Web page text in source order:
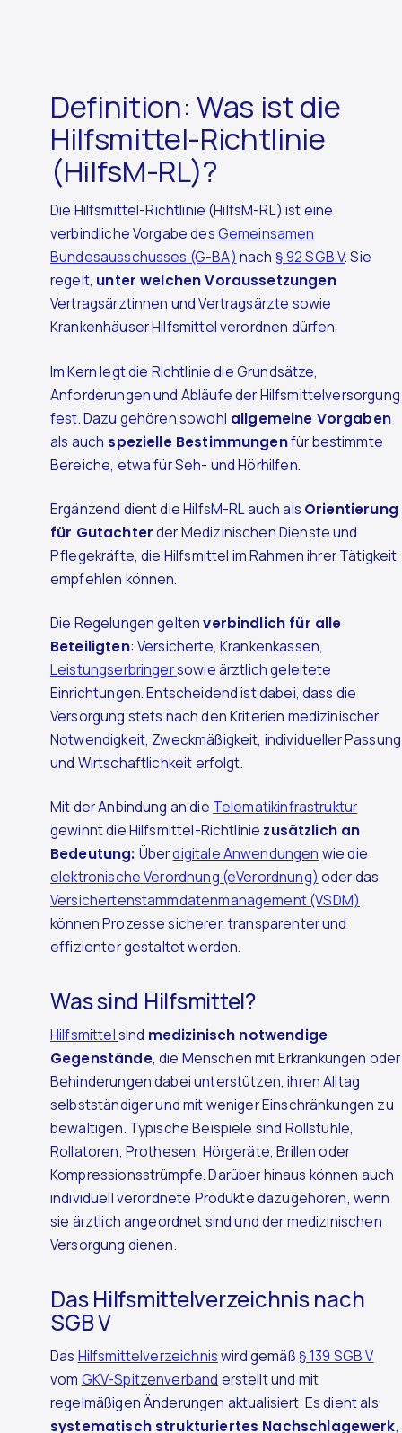
Definition: Was ist die
Hilfsmittel-Richtlinie
(HilfsM-RL)?
Die Hilfsmittel-Richtlinie (HilfsM-RL) ist eine
verbindliche Vorgabe desGemeinsamen
Bundesausschusses (G-BA) nach § 92 SGB V. Sie
regelt, unter welchen Voraussetzungen
Vertragsärztinnen und Vertragsärzte sowie
Krankenhäuser Hilfsmittel verordnen dürfen.
Im Kern legt die Richtlinie die Grundsätze,
Anforderungen und Abläufe der Hilfsmittelversorgung
fest. Dazu gehören sowohl allgemeine Vorgaben
als auch spezielle Bestimmungenfür bestimmte
Bereiche, etwa für Seh- und Hörhilfen.
Ergänzend dient die HilfsM-RL auch als Orientierung
für Gutachterder Medizinischen Dienste und
Pflegekräfte, die Hilfsmittel im Rahmen ihrer Tätigkeit
empfehlen können.
Die Regelungen geltenverbindlich für alle
Beteiligten: Versicherte, Krankenkassen,
Leistungserbringersowie ärztlich geleitete
Einrichtungen. Entscheidend ist dabei, dass die
Versorgung stets nach den Kriterien medizinischer
Notwendigkeit, Zweckmäßigkeit, individueller Passung
und Wirtschaftlichkeit erfolgt.
Mit der Anbindung an die Telematikinfrastruktur
gewinnt die Hilfsmittel-Richtlinie zusätzlich an
Bedeutung: Überdigitale Anwendungen wie die
elektronische Verordnung (eVerordnung) oder das
Versichertenstammdatenmanagement (VSDM)
können Prozesse sicherer, transparenter und
effizienter gestaltet werden.
Was sind Hilfsmittel?
Hilfsmittelsind medizinisch notwendige
Gegenstände, die Menschen mit Erkrankungen oder
Behinderungen dabei unterstützen, ihren Alltag
selbstständiger und mit weniger Einschränkungen zu
bewältigen. Typische Beispiele sind Rollstühle,
Rollatoren, Prothesen, Hörgeräte, Brillen oder
Kompressionsstrümpfe. Darüber hinaus können auch
individuell verordnete Produkte dazugehören, wenn
sie ärztlich angeordnet sind und der medizinischen
Versorgung dienen.
Das Hilfsmittelverzeichnis nach
SGB V
Das Hilfsmittelverzeichniswird gemäß§ 139 SGB V
vom GKV-Spitzenverband erstellt und mit
regelmäßigen Änderungen aktualisiert. Es dient als
systematisch strukturiertes Nachschlagewerk,